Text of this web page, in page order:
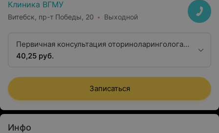
Клиника ВГМУ
Витебск, пр-т Победы, 20 Выходной
Первичная консультация оториноларинголога
первой квалификационной категории
40,25 руб.
Записаться
Инфо